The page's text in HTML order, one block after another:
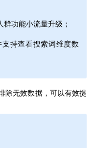
功能小流量升级；
持查看搜索词维度数
除无效数据，可以有效提